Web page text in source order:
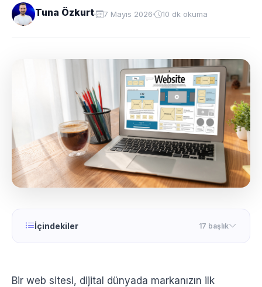
Tuna Özkurt 7 Mayıs 2026 10 dk okuma
İçindekiler 17 başlık
Web Sitesi İçeriği Nasıl Yazılır?
Bir web sitesi, dijital dünyada markanızın ilk